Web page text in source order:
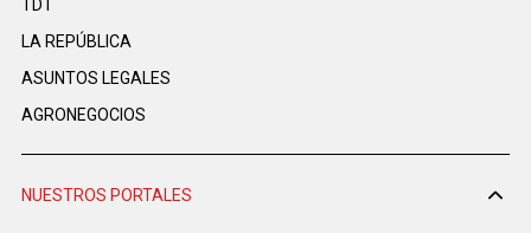
TDT
LA REPÚBLICA
ASUNTOS LEGALES
AGRONEGOCIOS
NUESTROS PORTALES